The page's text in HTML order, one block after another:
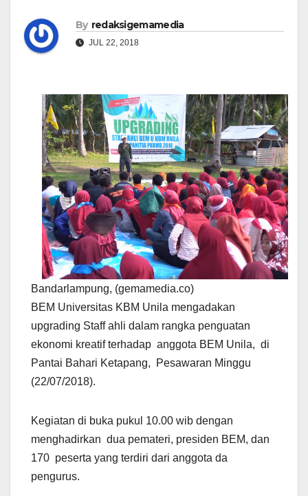
By redaksigemamedia
JUL 22, 2018
Bandarlampung, (gemamedia.co)
BEM Universitas KBM Unila mengadakan
upgrading Staff ahli dalam rangka penguatan
ekonomi kreatif terhadap anggota BEM Unila, di
Pantai Bahari Ketapang, Pesawaran Minggu
(22/07/2018).
Kegiatan di buka pukul 10.00 wib dengan
menghadirkan dua pemateri, presiden BEM, dan
170 peserta yang terdiri dari anggota da
pengurus.